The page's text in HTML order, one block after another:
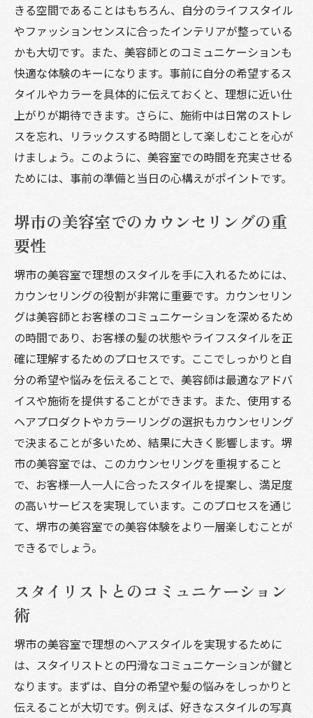
きる空間であることはもちろん、自分のライフスタイル
やファッションセンスに合ったインテリアが整っている
かも大切です。また、美容師とのコミュニケーションも
快適な体験のキーになります。事前に自分の希望するス
タイルやカラーを具体的に伝えておくと、理想に近い仕
上がりが期待できます。さらに、施術中は日常のストレ
スを忘れ、リラックスする時間として楽しむことを心が
けましょう。このように、美容室での時間を充実させる
ためには、事前の準備と当日の心構えがポイントです。
堺市の美容室でのカウンセリングの重
要性
堺市の美容室で理想のスタイルを手に入れるためには、
カウンセリングの役割が非常に重要です。カウンセリン
グは美容師とお客様のコミュニケーションを深めるため
の時間であり、お客様の髪の状態やライフスタイルを正
確に理解するためのプロセスです。ここでしっかりと自
分の希望や悩みを伝えることで、美容師は最適なアドバ
イスや施術を提供することができます。また、使用する
ヘアプロダクトやカラーリングの選択もカウンセリング
で決まることが多いため、結果に大きく影響します。堺
市の美容室では、このカウンセリングを重視すること
で、お客様一人一人に合ったスタイルを提案し、満足度
の高いサービスを実現しています。このプロセスを通じ
て、堺市の美容室での美容体験をより一層楽しむことが
できるでしょう。
スタイリストとのコミュニケーション
術
堺市の美容室で理想のヘアスタイルを実現するために
は、スタイリストとの円滑なコミュニケーションが鍵と
なります。まずは、自分の希望や髪の悩みをしっかりと
伝えることが大切です。例えば、好きなスタイルの写真